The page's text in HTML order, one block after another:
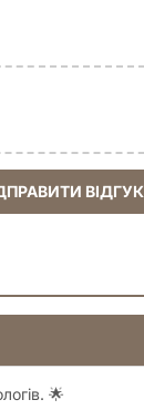
ВІДГУК
🌟